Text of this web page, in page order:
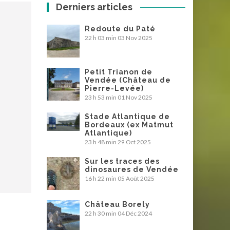
Derniers articles
Redoute du Paté
22 h 03 min 03 Nov 2025
Petit Trianon de
Vendée (Château de
Pierre-Levée)
23 h 53 min 01 Nov 2025
Stade Atlantique de
Bordeaux (ex Matmut
Atlantique)
23 h 48 min 29 Oct 2025
Sur les traces des
dinosaures de Vendée
16 h 22 min 05 Août 2025
Château Borely
22 h 30 min 04 Déc 2024